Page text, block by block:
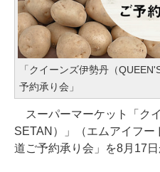
「クイーンズ伊勢丹（
予約承り会」
スーパーマーケット「ク
SETAN）」（エムアイフ
道ご予約承り会」を8月17